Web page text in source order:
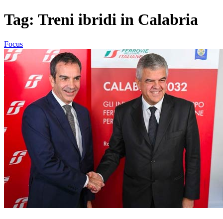
Tag: Treni ibridi in Calabria
Focus